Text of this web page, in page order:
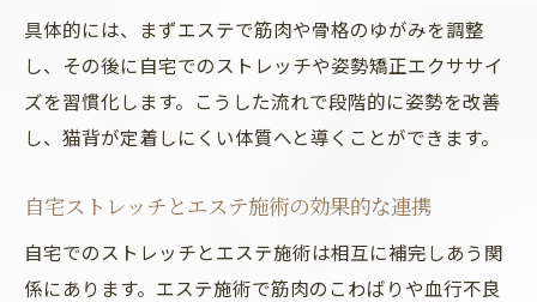
具体的には、まずエステで筋肉や骨格のゆがみを調整
し、その後に自宅でのストレッチや姿勢矯正エクササイ
ズを習慣化します。こうした流れで段階的に姿勢を改善
し、猫背が定着しにくい体質へと導くことができます。
自宅ストレッチとエステ施術の効果的な連携
自宅でのストレッチとエステ施術は相互に補完しあう関
係にあります。エステ施術で筋肉のこわばりや血行不良